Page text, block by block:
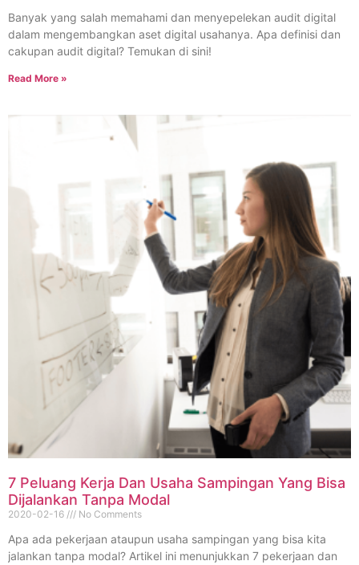
Banyak yang salah memahami dan menyepelekan audit digital
dalam mengembangkan aset digital usahanya. Apa definisi dan
cakupan audit digital? Temukan di sini!
Read More »
7 Peluang Kerja Dan Usaha Sampingan Yang Bisa
Dijalankan Tanpa Modal
2020-02-16 No Comments
Apa ada pekerjaan ataupun usaha sampingan yang bisa kita
jalankan tanpa modal? Artikel ini menunjukkan 7 pekerjaan dan